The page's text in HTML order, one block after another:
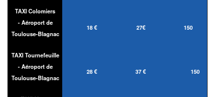
TAXI Colomiers
- Aéroport de
Toulouse-Blagnac
18 € 27€ 150
TAXI Tournefeuille
- Aéroport de
Toulouse-Blagnac
28 € 37 € 150